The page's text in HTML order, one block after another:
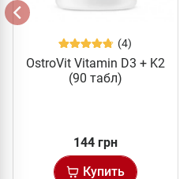
(4)
OstroVit Vitamin D3 + K2
(90 табл)
144 грн
Купить